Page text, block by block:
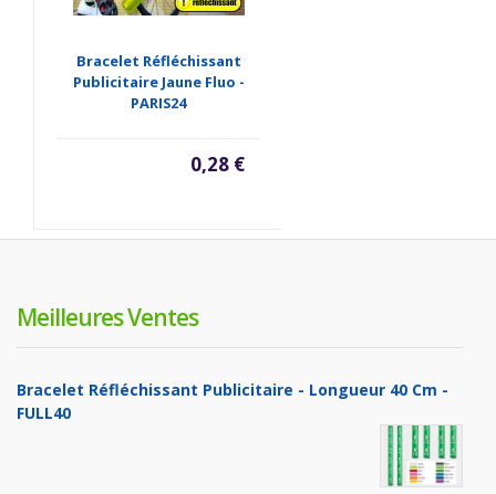
Bracelet Réfléchissant
Publicitaire Jaune Fluo -
PARIS24
0,28 €
Meilleures Ventes
Bracelet Réfléchissant Publicitaire - Longueur 40 Cm -
FULL40